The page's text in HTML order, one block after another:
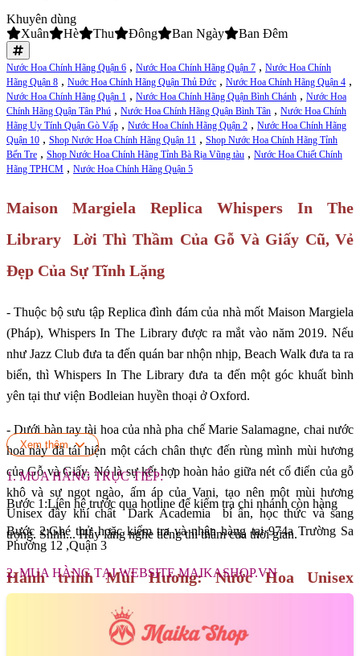
Khuyên dùng
Xuân
Hè Thu Đông Ban Ngày Ban Đêm
Nước Hoa Chính Hãng Quận 6 , Nước Hoa Chính Hãng Quận 7 , Nước Hoa Chính
Hãng Quận 8 , Nuớc Hoa Chính Hãng Quận Thủ Đức , Nước Hoa Chính Hãng Quận 4 ,
Nước Hoa Chính Hãng Quận 1 , Nước Hoa Chính Hãng Quận Bình Chánh , Nước Hoa
Chính Hãng Quận Tân Phú , Nước Hoa Chính Hãng Quận Bình Tân , Nước Hoa Chính
Hãng Uy Tính Quận Gò Vấp , Nước Hoa Chính Hãng Quận 2 , Nước Hoa Chính Hãng
Quận 10 , Shop Nước Hoa Chính Hãng Quận 11 , Shop Nước Hoa Chính Hãng Tỉnh
Bến Tre , Shop Nước Hoa Chính Hãng Tỉnh Bà Rịa Vũng tàu , Nước Hoa Chiết Chính
Hãng TPHCM , Nước Hoa Chính Hãng Quận 5
Maison Margiela Replica Whispers In The
Library Lời Thì Thầm Của Gỗ Và Giấy Cũ, Vẻ
Đẹp Của Sự Tĩnh Lặng
- Thuộc bộ sưu tập Replica đình đám của nhà mốt Maison Margiela
(Pháp), Whispers In The Library được ra mắt vào năm 2019. Nếu
như Jazz Club đưa ta đến quán bar nhộn nhịp, Beach Walk đưa ta ra
biển, thì Whispers In The Library đưa ta đến một góc khuất bình
yên tại thư viện Bodleian huyền thoại ở Oxford.
- Dưới bàn tay tài hoa của nhà pha chế Marie Salamagne, chai nước
hoa này đã tái hiện một cách chân thực đến rùng mình mùi hương
của Gỗ và Giấy. Nó là sự kết hợp hoàn hảo giữa nét cổ điển của gỗ
khô và sự ngọt ngào, ấm áp của Vani, tạo nên một mùi hương
Unisex đầy khí chất Dark Academia bí ẩn, học thức và sang
trọng. Shhh... Hãy lắng nghe tiếng thì thầm của thời gian.
Hành trình Mùi Hương: Nước Hoa Unisex
Maison Margiela Replica Whispers In The
Xem thêm
1. MUA HÀNG TRỰC TIẾP:
Bước 1:Liên hệ trước qua hotline để kiểm tra chi nhánh còn hàng
Bước 2:Ghé thử hoặc kiểm tra và nhận hàng tại 974a Trường Sa
Phường 12 ,Quận 3
2. MUA HÀNG TẠI WEBSITE MAIKASHOP.VN